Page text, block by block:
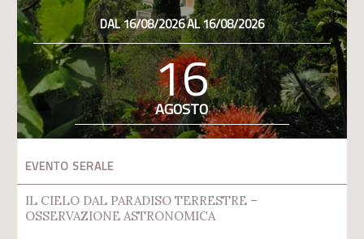
DAL 16/08/2026 AL 16/08/2026
16
AGOSTO
EVENTO SERALE
IL CIELO DAL PARADISO TERRESTRE –
OSSERVAZIONE ASTRONOMICA